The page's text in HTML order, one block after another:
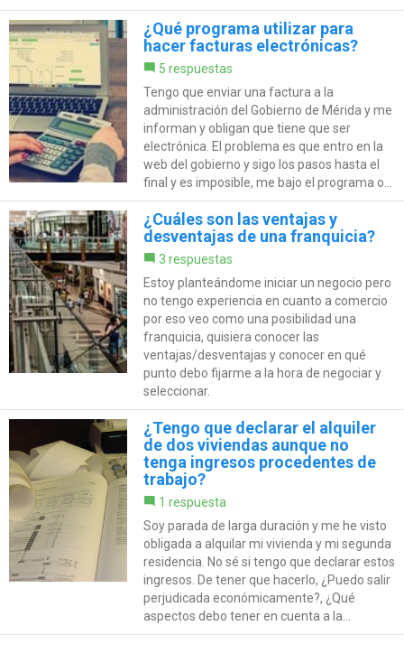
¿Qué programa utilizar para
hacer facturas electrónicas?
5 respuestas
Tengo que enviar una factura a la
administración del Gobierno de Mérida y me
informan y obligan que tiene que ser
electrónica. El problema es que entro en la
web del gobierno y sigo los pasos hasta el
final y es imposible, me bajo el programa o...
¿Cuáles son las ventajas y
desventajas de una franquicia?
3 respuestas
Estoy planteándome iniciar un negocio pero
no tengo experiencia en cuanto a comercio
por eso veo como una posibilidad una
franquicia, quisiera conocer las
ventajas/desventajas y conocer en qué
punto debo fijarme a la hora de negociar y
seleccionar.
¿Tengo que declarar el alquiler
de dos viviendas aunque no
tenga ingresos procedentes de
trabajo?
1 respuesta
Soy parada de larga duración y me he visto
obligada a alquilar mi vivienda y mi segunda
residencia. No sé si tengo que declarar estos
ingresos. De tener que hacerlo, ¿Puedo salir
perjudicada económicamente?, ¿Qué
aspectos debo tener en cuenta a la...